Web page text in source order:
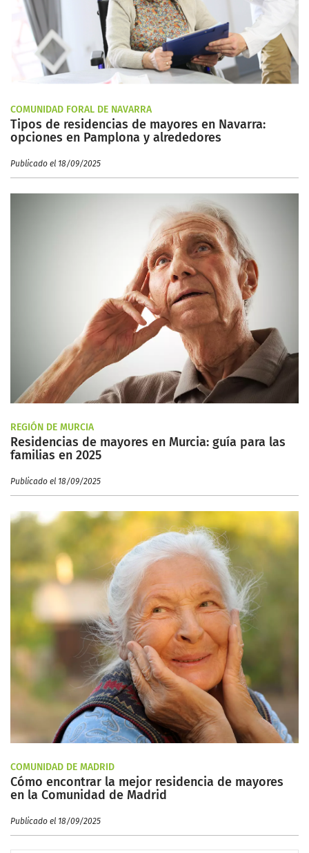
COMUNIDAD FORAL DE NAVARRA
Tipos de residencias de mayores en Navarra:
opciones en Pamplona y alrededores
Publicado el 18/09/2025
REGIÓN DE MURCIA
Residencias de mayores en Murcia: guía para las
familias en 2025
Publicado el 18/09/2025
COMUNIDAD DE MADRID
Cómo encontrar la mejor residencia de mayores
en la Comunidad de Madrid
Publicado el 18/09/2025